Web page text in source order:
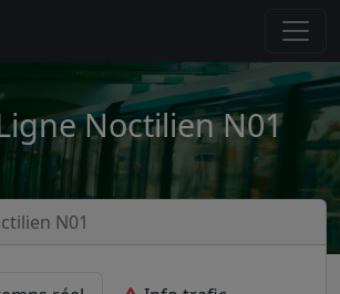
Noctilien N01
N01